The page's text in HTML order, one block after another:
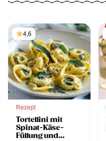
4,6
Rezept
Tortellini mit
Spinat-Käse-
Füllung und